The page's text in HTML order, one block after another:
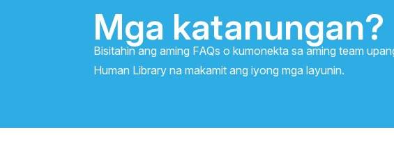
Mga katanungan?
Bisitahin ang aming FAQs o kumonekta sa aming team
Human Library na makamit ang iyong mga layunin.